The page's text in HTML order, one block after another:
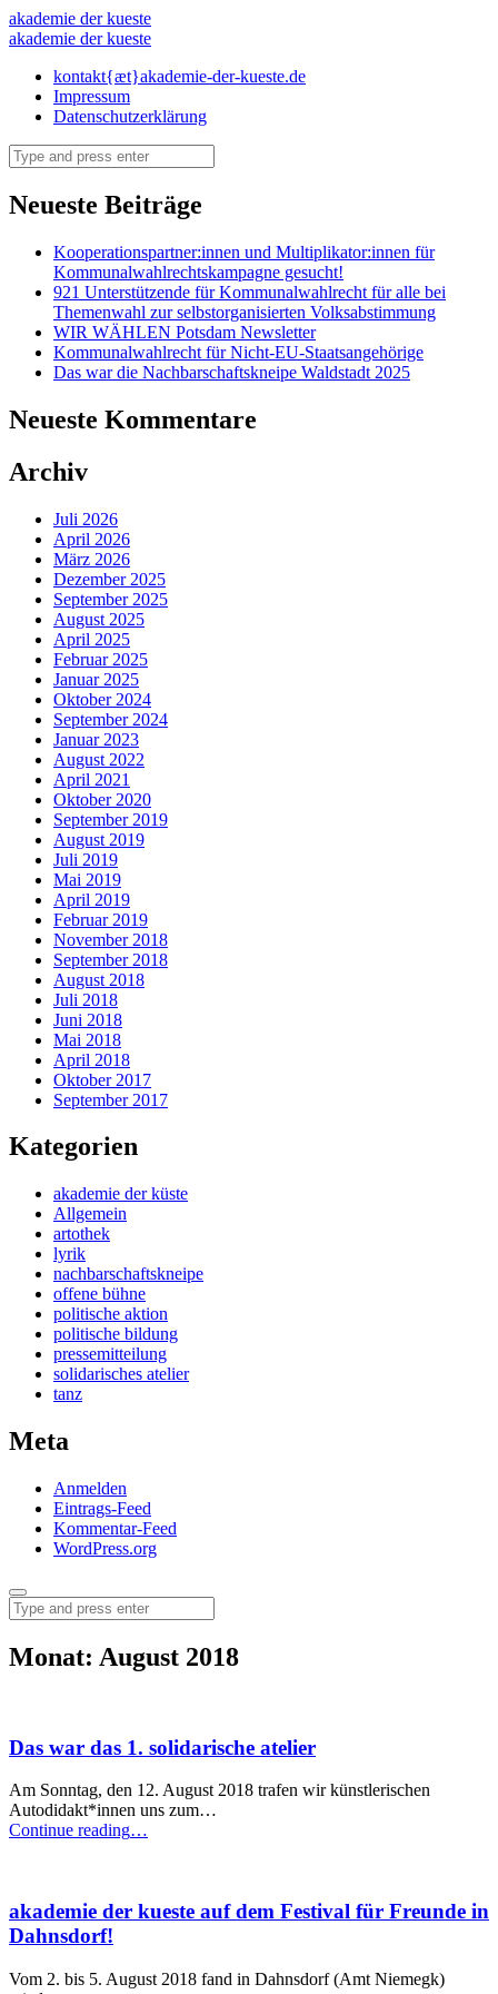
August
2018
akademie
der
kueste
akademie der kueste
August
2018
akademie
der
kueste
akademie der kueste
Skip
content
kontakt{æt}akademie-der-kueste.de
Impressum
Datenschutzerklärung
Search
Neueste Beiträge
Kooperationspartner:innen und Multiplikator:innen für
Kommunalwahlrechtskampagne gesucht!
921 Unterstützende für Kommunalwahlrecht für alle bei
Themenwahl zur selbstorganisierten Volksabstimmung
WIR WÄHLEN Potsdam Newsletter
Kommunalwahlrecht für Nicht-EU-Staatsangehörige
Das war die Nachbarschaftskneipe Waldstadt 2025
Neueste Kommentare
Archiv
Juli 2026
April 2026
März 2026
Dezember 2025
September 2025
August 2025
April 2025
Februar 2025
Januar 2025
Oktober 2024
September 2024
Januar 2023
August 2022
April 2021
Oktober 2020
September 2019
August 2019
Juli 2019
Mai 2019
April 2019
Februar 2019
November 2018
September 2018
August 2018
Juli 2018
Juni 2018
Mai 2018
April 2018
Oktober 2017
September 2017
Kategorien
akademie der küste
Allgemein
artothek
lyrik
nachbarschaftskneipe
offene bühne
politische aktion
politische bildung
pressemitteilung
solidarisches atelier
tanz
Meta
Anmelden
Eintrags-Feed
Kommentar-Feed
WordPress.org
Menu
Search
Monat: August 2018
Das war das 1. solidarische atelier
Am Sonntag, den 12. August 2018 trafen wir künstlerischen
Autodidakt*innen uns zum…
Continue reading“Das
solidarische
…
akademie der kueste auf dem Festival für Freunde in
Dahnsdorf!
Vom 2. bis 5. August 2018 fand in Dahnsdorf (Amt Niemegk)